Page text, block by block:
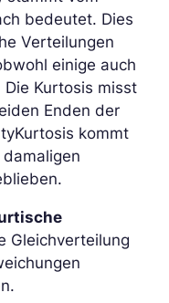
bedeutet. Dies
Verteilungen
einige auch
Kurtosis misst
Enden der
kommt
Gleichverteilung